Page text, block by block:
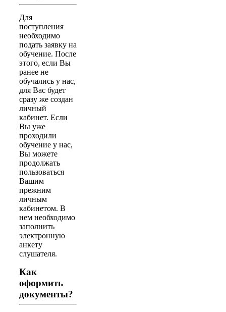
Для
поступления
необходимо
подать заявку на
обучение. После
этого, если Вы
ранее не
обучались у нас,
для Вас будет
сразу же создан
личный
кабинет. Если
Вы уже
проходили
обучение у нас,
Вы можете
продолжать
пользоваться
Вашим
прежним
личным
кабинетом. В
нем необходимо
заполнить
электронную
анкету
слушателя.
Как
оформить
документы?